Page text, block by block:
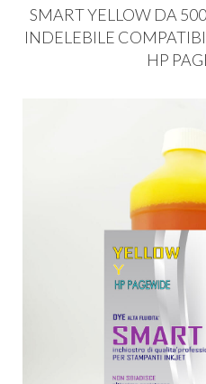
SMARTYELLOW DA
INDELEBILE
HP